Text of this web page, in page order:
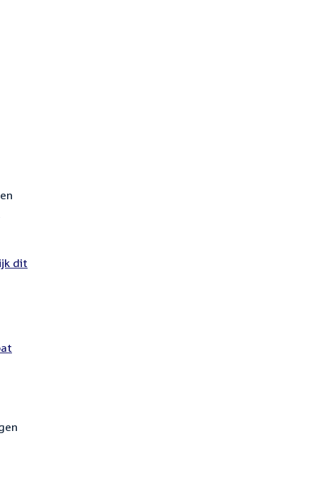
dit